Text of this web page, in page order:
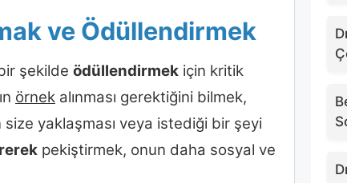
ve Ödüllendirmek
şekilde ödüllendirmek için kritik
örnek alınması gerektiğini bilmek,
yaklaşması veya istediği bir şeyi
pekiştirmek, onun daha sosyal ve